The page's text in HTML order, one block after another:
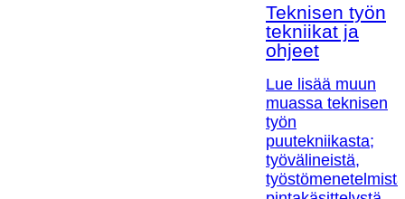
Teknisen työn
tekniikat ja
ohjeet
Lue lisää muun
muassa teknisen
työn
puutekniikasta;
työvälineistä,